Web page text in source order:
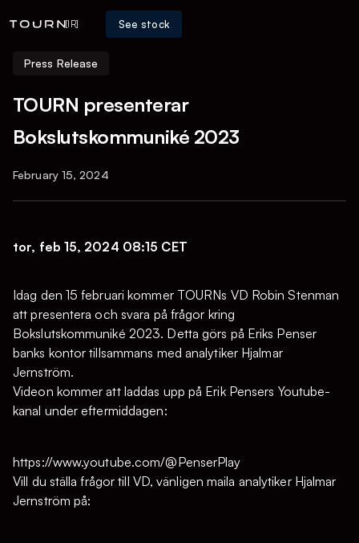
[IR] See stock
Press Release
TOURN presenterar
Bokslutskommuniké 2023
February 15, 2024
tor, feb 15, 2024 08:15 CET
Idag den 15 februari kommer TOURNs VD Robin Stenman
att presentera och svara på frågor kring
Bokslutskommuniké 2023. Detta görs på Eriks Penser
banks kontor tillsammans med analytiker Hjalmar
Jernström.
Videon kommer att laddas upp på Erik Pensers Youtube-
kanal under eftermiddagen:
https://www.youtube.com/@PenserPlay
Vill du ställa frågor till VD, vänligen maila analytiker Hjalmar
Jernström på: